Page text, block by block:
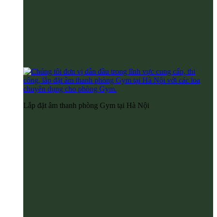
Lắp đặt âm thanh phòng Gym tại Hà Nội